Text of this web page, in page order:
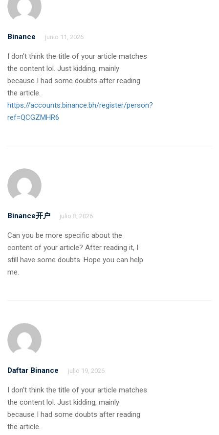
Binance junio 11, 2026
I don’t think the title of your article matches
the content lol. Just kidding, mainly
because I had some doubts after reading
the article.
https://accounts.binance.bh/register/person?
ref=QCGZMHR6
Binance开户 julio 8, 2026
Can you be more specific about the
content of your article? After reading it, I
still have some doubts. Hope you can help
me.
Daftar Binance julio 19, 2026
I don’t think the title of your article matches
the content lol. Just kidding, mainly
because I had some doubts after reading
the article.